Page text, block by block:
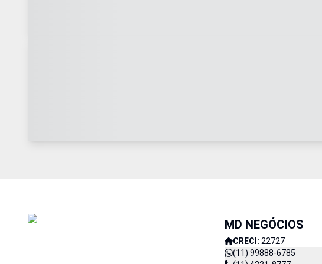
MD NEGÓCIOS
CRECI: 22727
(11) 99888-6785